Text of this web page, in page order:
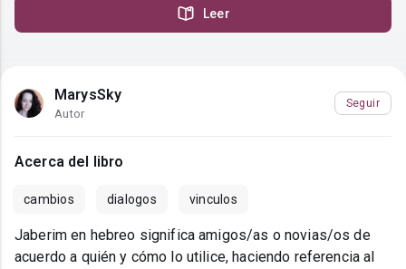
Leer
MarysSky
Autor
Seguir
Acerca del libro
cambios dialogos vinculos
Jaberim en hebreo significa amigos/as o novias/os de
acuerdo a quién y cómo lo utilice, haciendo referencia al